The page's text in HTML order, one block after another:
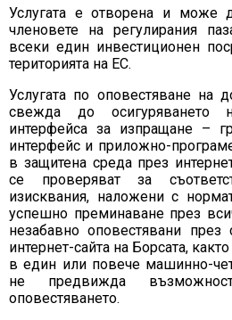
Услугата е отворена и може
членовете на регулирания
всеки един инвестиционен
територията на ЕС.
Услугата по оповестяване на
свежда до осигуряването
интерфейса за изпращане –
интерфейс и приложно-
в защитена среда през
се проверяват за
изисквания, наложени с
успешно преминаване през
незабавно оповестявани през
интернет-сайта на Борсата,
в един или повече машинно-
не предвижда
оповестяването.